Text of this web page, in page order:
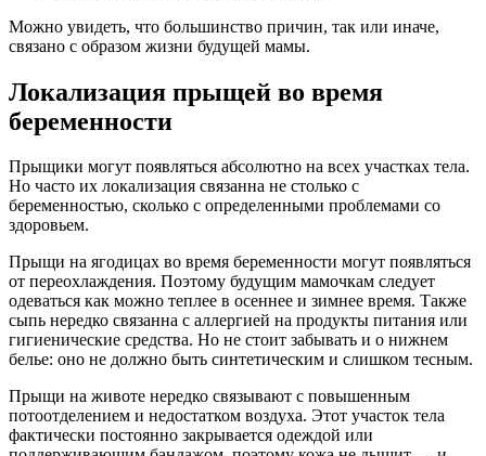
Можно увидеть, что большинство причин, так или иначе,
связано с образом жизни будущей мамы.
Локализация прыщей во время
беременности
Прыщики могут появляться абсолютно на всех участках тела.
Но часто их локализация связанна не столько с
беременностью, сколько с определенными проблемами со
здоровьем.
Прыщи на ягодицах во время беременности могут появляться
от переохлаждения. Поэтому будущим мамочкам следует
одеваться как можно теплее в осеннее и зимнее время. Также
сыпь нередко связанна с аллергией на продукты питания или
гигиенические средства. Но не стоит забывать и о нижнем
белье: оно не должно быть синтетическим и слишком тесным.
Прыщи на животе нередко связывают с повышенным
потоотделением и недостатком воздуха. Этот участок тела
фактически постоянно закрывается одеждой или